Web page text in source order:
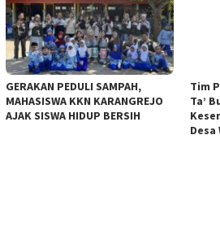
GERAKAN PEDULI SAMPAH,
MAHASISWA KKN KARANGREJO
AJAK SISWA HIDUP BERSIH
Tim
Ta’